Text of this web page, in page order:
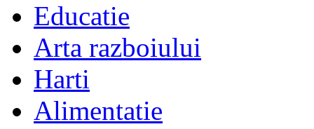
Educatie
Arta razboiului
Harti
Alimentatie